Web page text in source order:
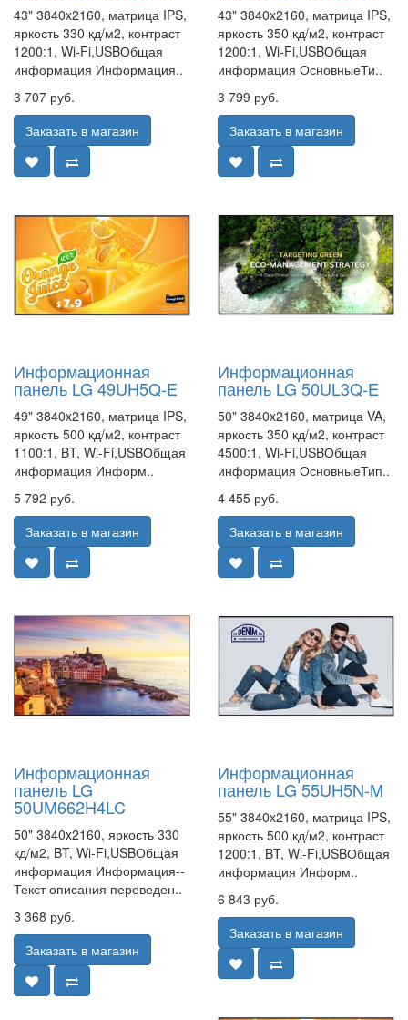
43" 3840x2160, матрица IPS,
яркость 330 кд/м2, контраст
1200:1, Wi-Fi,USBОбщая
информация Информация..
3 707 руб.
Заказать в магазин
43" 3840x2160, матрица IPS,
яркость 350 кд/м2, контраст
1200:1, Wi-Fi,USBОбщая
информация ОсновныеТи..
3 799 руб.
Заказать в магазин
Информационная
панель LG 49UH5Q-E
49" 3840x2160, матрица IPS,
яркость 500 кд/м2, контраст
1100:1, BT, Wi-Fi,USBОбщая
информация Информ..
5 792 руб.
Заказать в магазин
Информационная
панель LG 50UL3Q-E
50" 3840x2160, матрица VA,
яркость 350 кд/м2, контраст
4500:1, Wi-Fi,USBОбщая
информация ОсновныеТип..
4 455 руб.
Заказать в магазин
Информационная
панель LG
50UM662H4LC
50" 3840x2160, яркость 330
кд/м2, BT, Wi-Fi,USBОбщая
информация Информация--
Текст описания переведен..
3 368 руб.
Заказать в магазин
Информационная
панель LG 55UH5N-M
55" 3840x2160, матрица IPS,
яркость 500 кд/м2, контраст
1200:1, BT, Wi-Fi,USBОбщая
информация Информ..
6 843 руб.
Заказать в магазин